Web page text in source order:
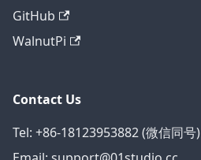
GitHub
WalnutPi
Contact Us
Tel: +86-18123953882 (微信同号)